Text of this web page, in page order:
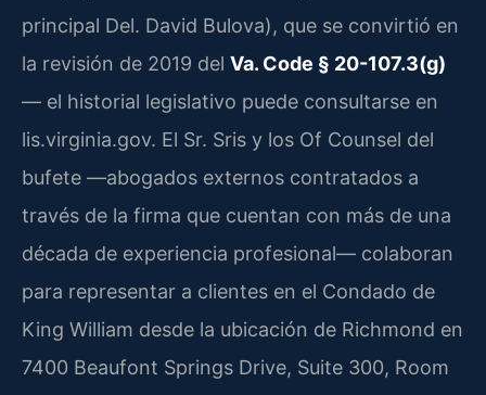
principal Del. David Bulova), que se convirtió en
la revisión de 2019 del Va. Code § 20-107.3(g)
— el historial legislativo puede consultarse en
lis.virginia.gov. El Sr. Sris y los Of Counsel del
bufete —abogados externos contratados a
través de la firma que cuentan con más de una
década de experiencia profesional— colaboran
para representar a clientes en el Condado de
King William desde la ubicación de Richmond en
7400 Beaufont Springs Drive, Suite 300, Room